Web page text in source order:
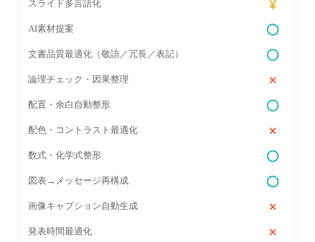
スライド多言語化
AI素材提案
文書品質最適化（敬語／冗長／表記）
論理チェック・因果整理
配置・余白自動整形
配色・コントラスト最適化
数式・化学式整形
図表→メッセージ再構成
画像キャプション自動生成
発表時間最適化